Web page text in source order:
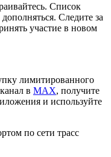
Список
Следите за
участие в новом
лимитированного
в MAX, получите
и используйте
по сети трасс